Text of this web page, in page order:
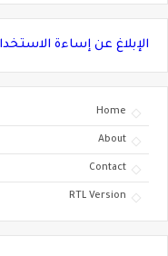
الإبلاغ عن إساءة
Home
About
Contact
RTL Version